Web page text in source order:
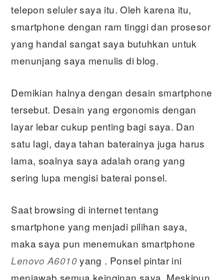
telepon seluler saya itu. Oleh karena itu,
smartphone dengan ram tinggi dan prosesor
yang handal sangat saya butuhkan untuk
menunjang saya menulis di blog.
Demikian halnya dengan desain smartphone
tersebut. Desain yang ergonomis dengan
layar lebar cukup penting bagi saya. Dan
satu lagi, daya tahan baterainya juga harus
lama, soalnya saya adalah orang yang
sering lupa mengisi baterai ponsel.
Saat browsing di internet tentang
smartphone yang menjadi pilihan saya,
maka saya pun menemukan smartphone
Lenovo A6010yang . Ponsel pintar ini